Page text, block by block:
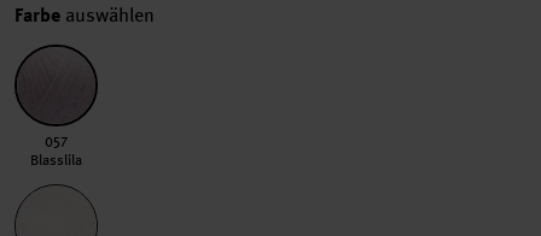
Farbe auswählen
057 Blasslila
057
Blasslila